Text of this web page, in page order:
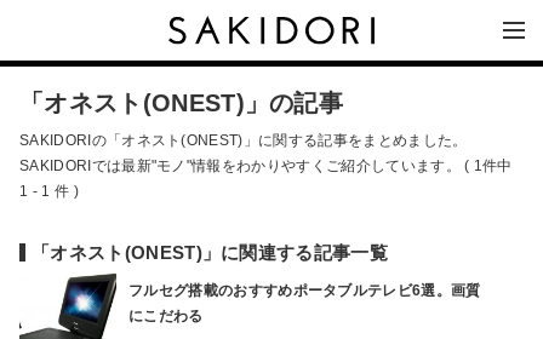
「オネスト(ONEST)」の記事
SAKIDORIの「オネスト(ONEST)」に関する記事をまとめました。
SAKIDORIでは最新"モノ"情報をわかりやすくご紹介しています。 ( 1件中
1 - 1 件 )
「オネスト(ONEST)」に関連する記事一覧
フルセグ搭載のおすすめポータブルテレビ6選。画質
にこだわる